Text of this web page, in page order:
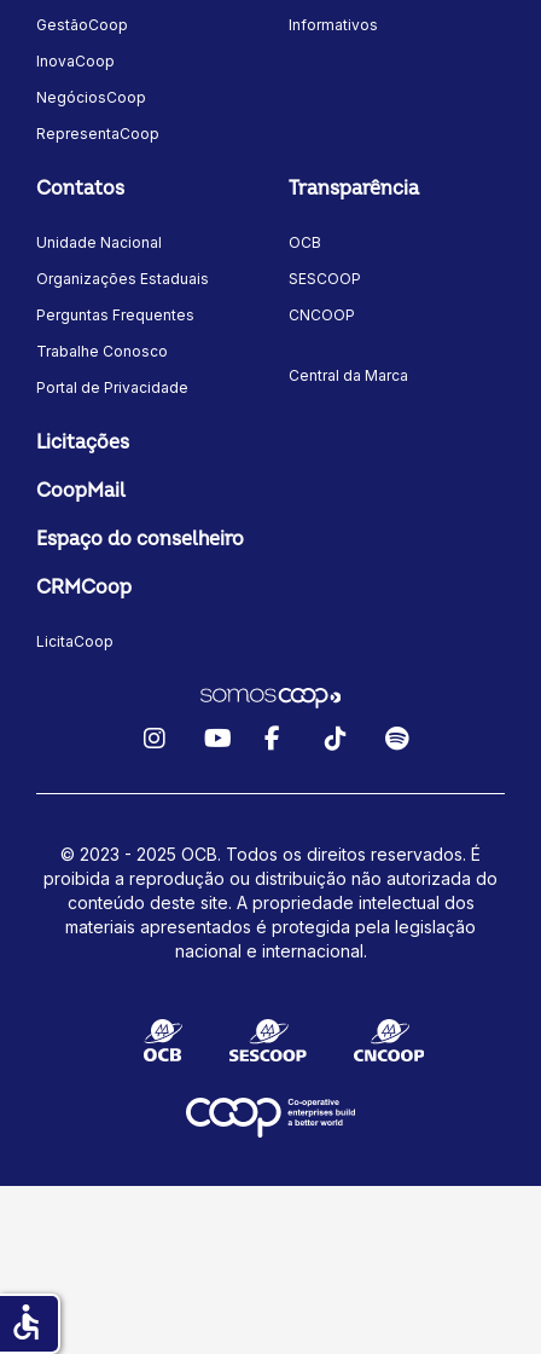
GestãoCoop
InovaCoop
NegóciosCoop
RepresentaCoop
Informativos
Contatos
Unidade Nacional
Organizações Estaduais
Perguntas Frequentes
Trabalhe Conosco
Portal de Privacidade
Transparência
OCB
SESCOOP
CNCOOP
Central da Marca
Licitações
CoopMail
Espaço do conselheiro
CRMCoop
LicitaCoop
© 2023 - 2025 OCB. Todos os direitos reservados. É
proibida a reprodução ou distribuição não autorizada do
conteúdo deste site. A propriedade intelectual dos
materiais apresentados é protegida pela legislação
nacional e internacional.
accessible